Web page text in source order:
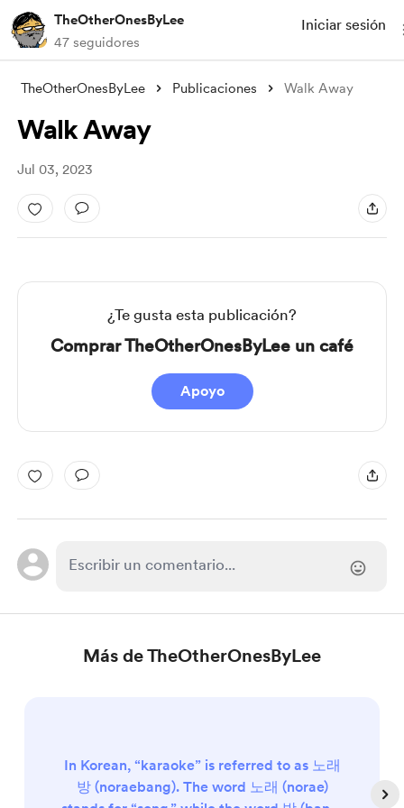
TheOtherOnesByLee
47 seguidores
Iniciar sesión
TheOtherOnesByLee Publicaciones Walk Away
Walk Away
Jul 03, 2023
¿Te gusta esta publicación?
Comprar TheOtherOnesByLee un café
Apoyo
Más de TheOtherOnesByLee
In Korean, “karaoke” is referred to as 노래
방 (noraebang). The word 노래 (norae)